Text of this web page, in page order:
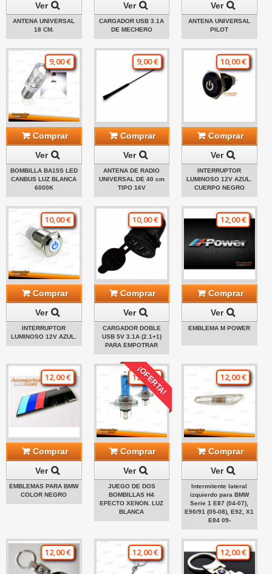
Ver
ANTENA UNIVERSAL
18 CM.
Ver
CARGADOR USB 3.1A
DE MECHERO
Ver
ANTENA UNIVERSAL
PILOT
9,00 €
Comprar
Ver
BOMBILLA BA15S LED
CANBUS LUZ BLANCA
6000K
9,00 €
Comprar
Ver
ANTENA DE RADIO
UNIVERSAL DE 40 cm
TIPO 16V
10,00 €
Comprar
Ver
INTERRUPTOR
LUMINOSO 12V AZUL.
CUERPO NEGRO
10,00 €
Comprar
Ver
INTERRUPTOR
LUMINOSO 12V AZUL.
10,00 €
Comprar
Ver
CARGADOR DOBLE
USB 5V 3.1A (2.1+1)
PARA EMPOTRAR
12,00 €
Comprar
Ver
EMBLEMA M POWER
12,00 €
Comprar
Ver
EMBLEMAS PARA BMW
COLOR NEGRO
¡OFERTA!
12,00 €
Comprar
Ver
JUEGO DE DOS
BOMBILLAS H4
EFECTO XENON. LUZ
BLANCA
12,00 €
Comprar
Ver
Intermitente lateral
izquierdo para BMW
Serie 1 E87 (04-07),
E90/91 (05-08), E92, X1
E84 09-
12,00 € 12,00 € 12,00 €